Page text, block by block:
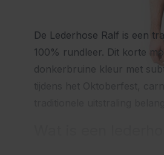
De Lederhose Ralf is een
100% rundleer. Dit korte
donkerbruine kleur met